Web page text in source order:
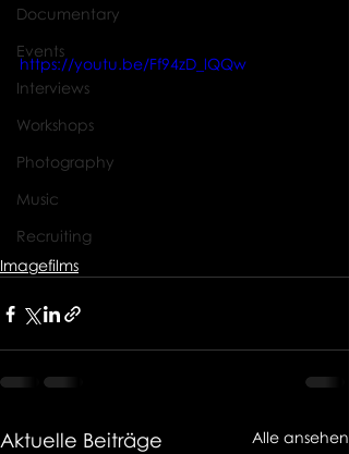
Documentary
Events
Interviews
Workshops
Photography
Music
Recruiting
https://youtu.be/Ff94zD_lQQw
Imagefilms
Aktuelle Beiträge Alle ansehen